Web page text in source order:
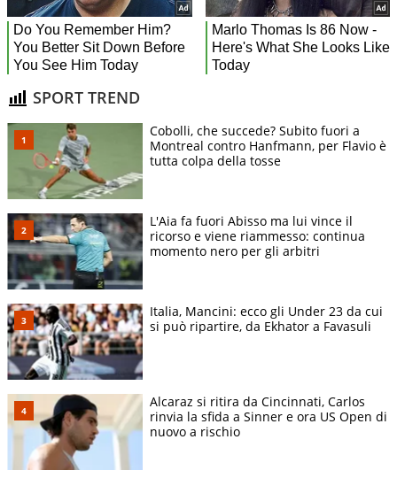
SPORT TREND
Cobolli, che succede? Subito fuori a
Montreal contro Hanfmann, per Flavio è
tutta colpa della tosse
L'Aia fa fuori Abisso ma lui vince il
ricorso e viene riammesso: continua
momento nero per gli arbitri
Italia, Mancini: ecco gli Under 23 da cui
si può ripartire, da Ekhator a Favasuli
Alcaraz si ritira da Cincinnati, Carlos
rinvia la sfida a Sinner e ora US Open di
nuovo a rischio